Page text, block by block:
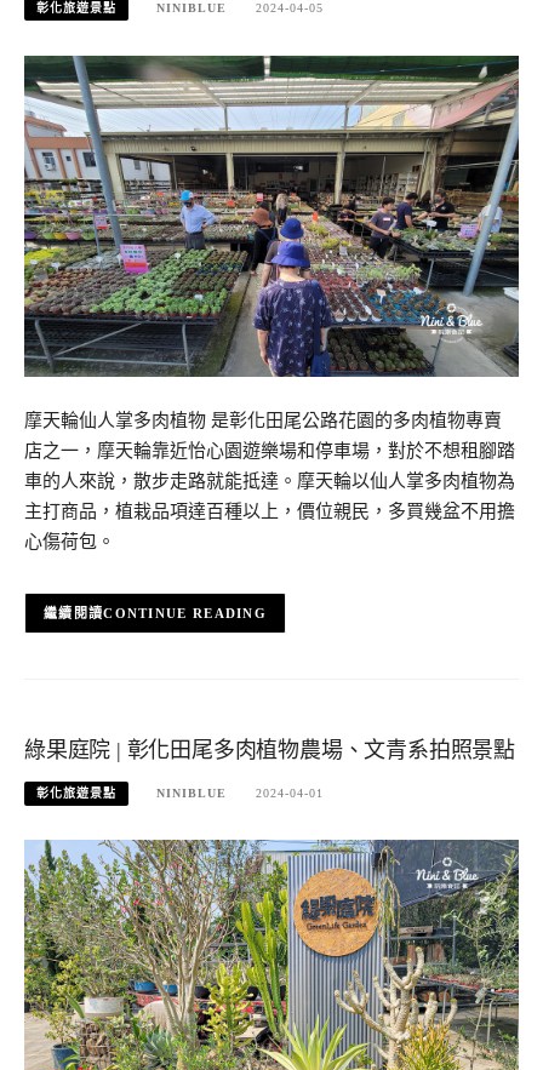
彰化旅遊景點 NINIBLUE 2024-04-05
摩天輪仙人掌多肉植物 是彰化田尾公路花園的多肉植物專賣
店之一，摩天輪靠近怡心園遊樂場和停車場，對於不想租腳踏
車的人來說，散步走路就能抵達。摩天輪以仙人掌多肉植物為
主打商品，植栽品項達百種以上，價位親民，多買幾盆不用擔
心傷荷包。
CONTINUE READING
綠果庭院 | 彰化田尾多肉植物農場、文青系拍照景點
彰化旅遊景點 NINIBLUE 2024-04-01